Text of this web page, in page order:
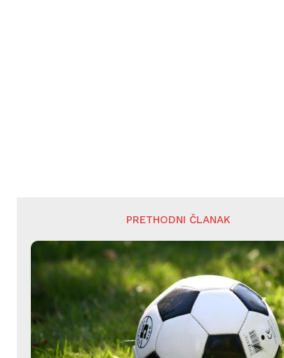
PRETHODNI ČLANAK